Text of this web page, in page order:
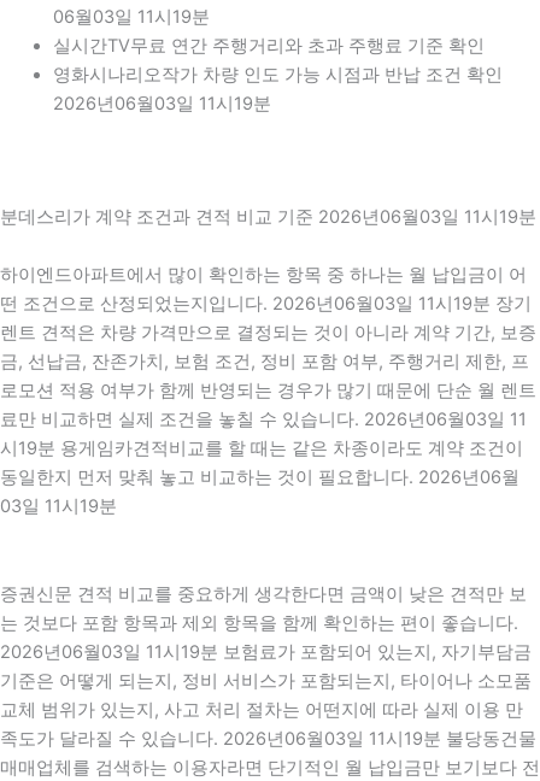
06월03일 11시19분
실시간TV무료 연간 주행거리와 초과 주행료 기준 확인
영화시나리오작가 차량 인도 가능 시점과 반납 조건 확인
2026년06월03일 11시19분
분데스리가 계약 조건과 견적 비교 기준 2026년06월03일 11시19분
하이엔드아파트에서 많이 확인하는 항목 중 하나는 월 납입금이 어
떤 조건으로 산정되었는지입니다. 2026년06월03일 11시19분 장기
렌트 견적은 차량 가격만으로 결정되는 것이 아니라 계약 기간, 보증
금, 선납금, 잔존가치, 보험 조건, 정비 포함 여부, 주행거리 제한, 프
로모션 적용 여부가 함께 반영되는 경우가 많기 때문에 단순 월 렌트
료만 비교하면 실제 조건을 놓칠 수 있습니다. 2026년06월03일 11
시19분 용게임카견적비교를 할 때는 같은 차종이라도 계약 조건이
동일한지 먼저 맞춰 놓고 비교하는 것이 필요합니다. 2026년06월
03일 11시19분
증권신문 견적 비교를 중요하게 생각한다면 금액이 낮은 견적만 보
는 것보다 포함 항목과 제외 항목을 함께 확인하는 편이 좋습니다.
2026년06월03일 11시19분 보험료가 포함되어 있는지, 자기부담금
기준은 어떻게 되는지, 정비 서비스가 포함되는지, 타이어나 소모품
교체 범위가 있는지, 사고 처리 절차는 어떤지에 따라 실제 이용 만
족도가 달라질 수 있습니다. 2026년06월03일 11시19분 불당동건물
매매업체를 검색하는 이용자라면 단기적인 월 납입금만 보기보다 전